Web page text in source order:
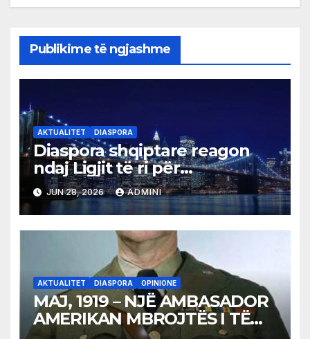
Publikime të ngjashme
AKTUALITET DIASPORA
Diaspora shqiptare reagon
ndaj Ligjit të ri për
Vetëqeverisjen Vendore në
Mal të Zi: Kërkohen
ndryshime për respektimin e
standardeve evropiane
JUN 28, 2026 ADMINI
AKTUALITET DIASPORA OPINIONE
MAJ, 1919 – NJË AMBASADOR
AMERIKAN MBROJTËS I TË